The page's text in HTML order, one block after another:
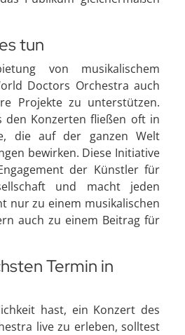
tun
von musikalischem
Doctors Orchestra auch
Projekte zu unterstützen.
den Konzerten fließen oft in
die auf der ganzen Welt
bewirken. Diese Initiative
der Künstler für
und macht jeden
nur zu einem musikalischen
auch zu einem Beitrag für
Termin in
hast, ein Konzert des
live zu erleben, solltest